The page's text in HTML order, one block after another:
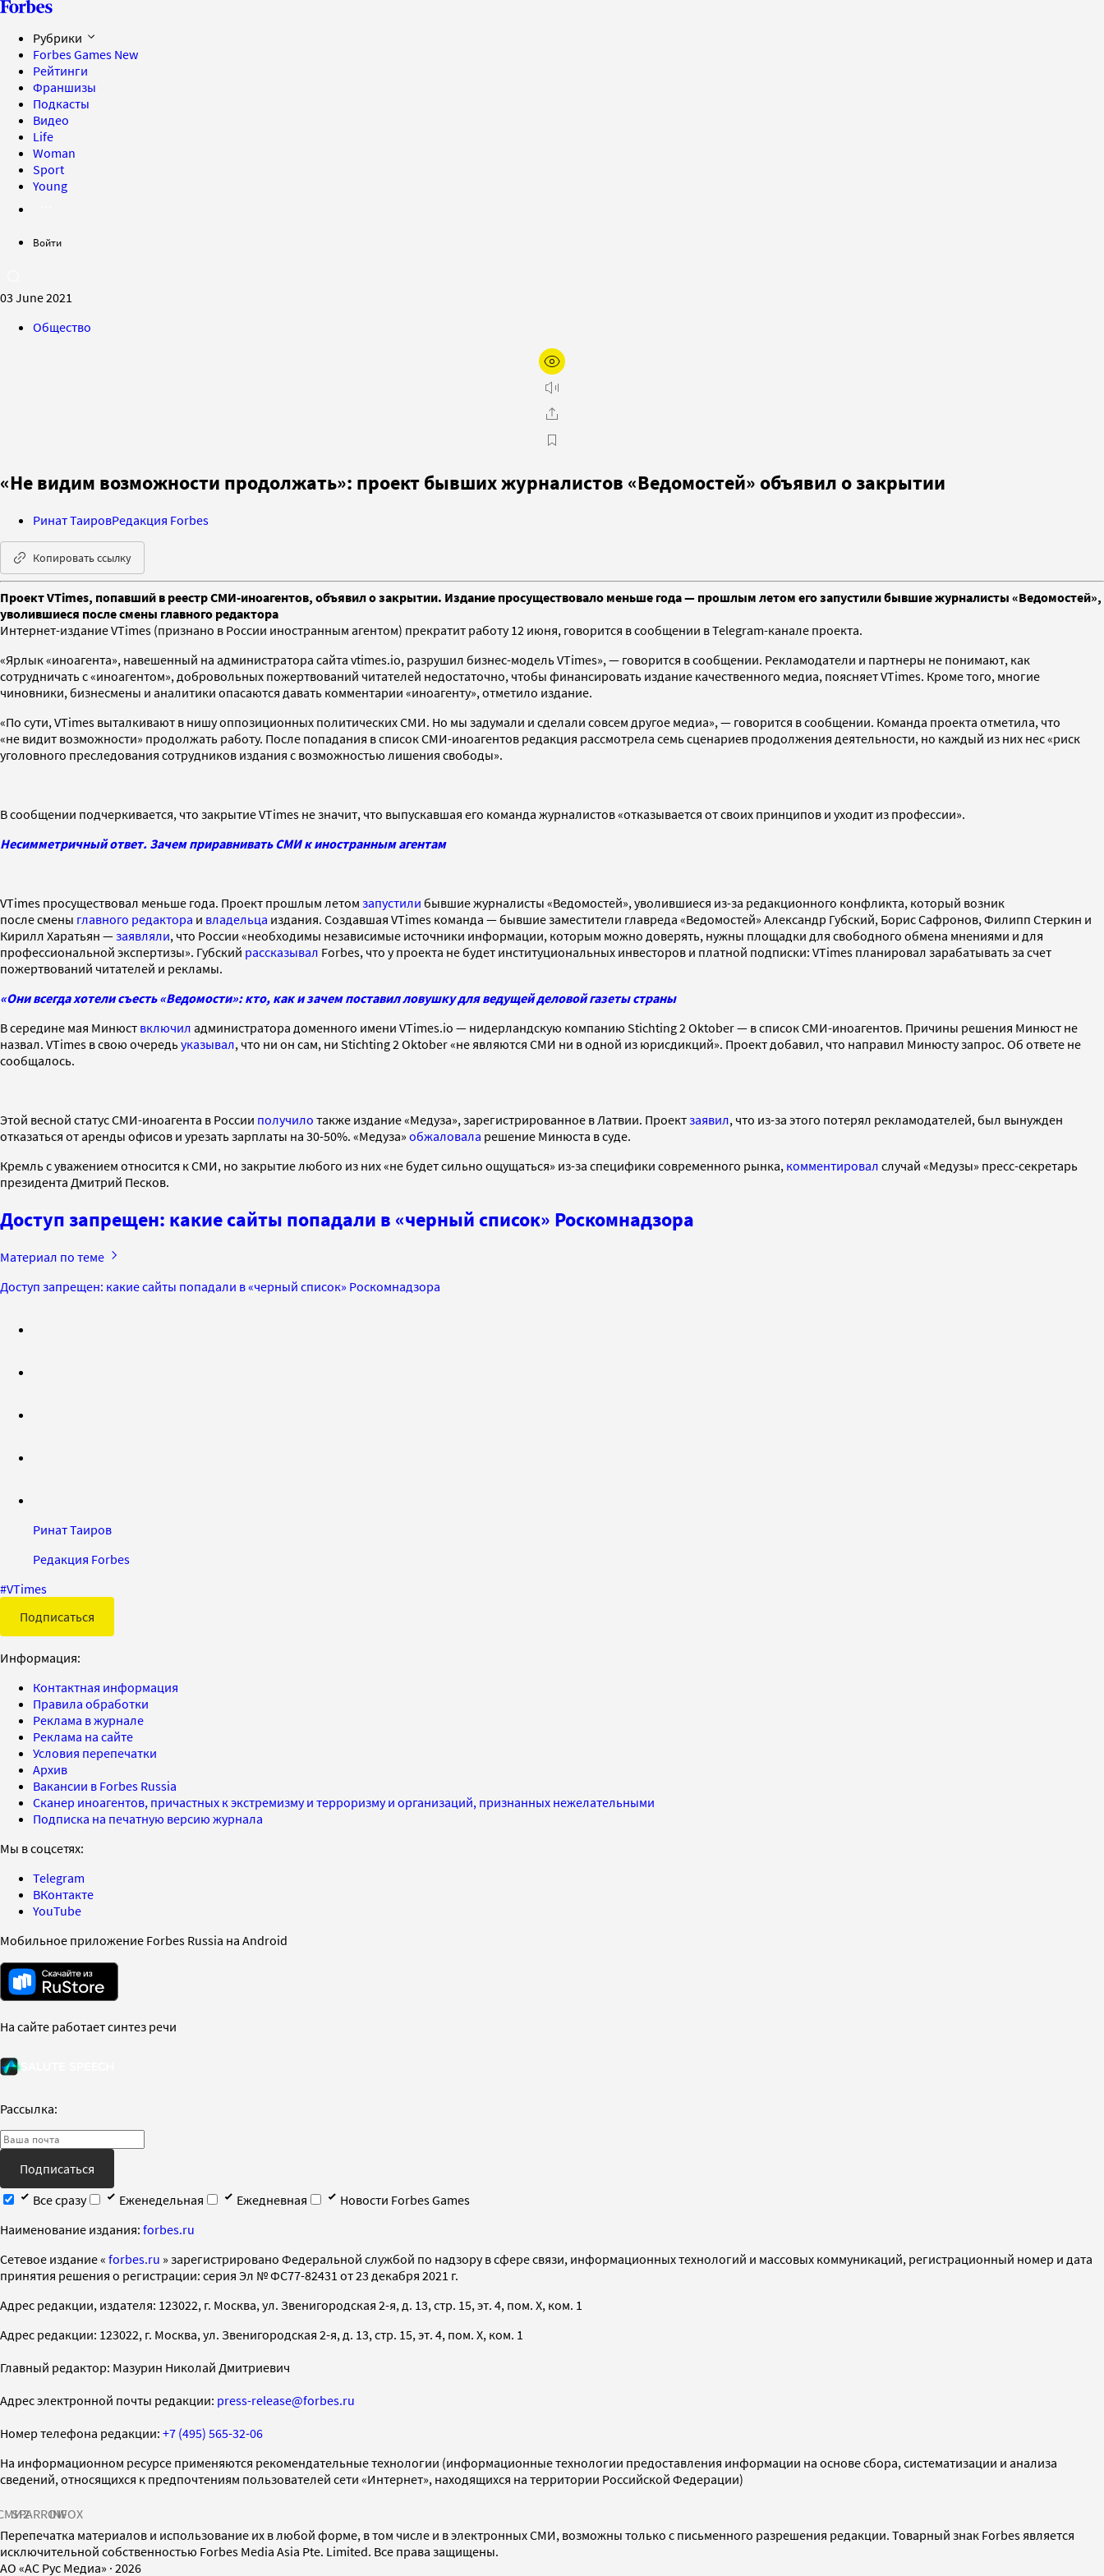
Рубрики
Forbes Games New
Рейтинги
Франшизы
Подкасты
Видео
Life
Woman
Sport
Young
Войти
03 June 2021
Общество
«Не видим возможности продолжать»: проект бывших журналистов «Ведомостей» объявил о закрытии
Ринат ТаировРедакция Forbes
Копировать ссылку
Проект VTimes, попавший в реестр СМИ-иноагентов, объявил о закрытии. Издание просуществовало меньше года — прошлым летом его запустили бывшие журналисты «Ведомостей»,
уволившиеся после смены главного редактора
Интернет-издание VTimes (признано в России иностранным агентом) прекратит работу 12 июня, говорится в сообщении в Telegram-канале проекта.
«Ярлык «иноагента», навешенный на администратора сайта vtimes.io, разрушил бизнес-модель VTimes», — говорится в сообщении. Рекламодатели и партнеры не понимают, как
сотрудничать с «иноагентом», добровольных пожертвований читателей недостаточно, чтобы финансировать издание качественного медиа, поясняет VTimes. Кроме того, многие
чиновники, бизнесмены и аналитики опасаются давать комментарии «иноагенту», отметило издание.
«По сути, VTimes выталкивают в нишу оппозиционных политических СМИ. Но мы задумали и сделали совсем другое медиа», — говорится в сообщении. Команда проекта отметила, что
«не видит возможности» продолжать работу. После попадания в список СМИ-иноагентов редакция рассмотрела семь сценариев продолжения деятельности, но каждый из них нес «риск
уголовного преследования сотрудников издания с возможностью лишения свободы».
В сообщении подчеркивается, что закрытие VTimes не значит, что выпускавшая его команда журналистов «отказывается от своих принципов и уходит из профессии».
Несимметричный ответ. Зачем приравнивать СМИ к иностранным агентам
VTimes просуществовал меньше года. Проект прошлым летом запустили бывшие журналисты «Ведомостей», уволившиеся из-за редакционного конфликта, который возник
после смены главного редактора и владельца издания. Создавшая VTimes команда — бывшие заместители главреда «Ведомостей» Александр Губский, Борис Сафронов, Филипп Стеркин и
Кирилл Харатьян —заявляли, что России «необходимы независимые источники информации, которым можно доверять, нужны площадки для свободного обмена мнениями и для
профессиональной экспертизы». Губский рассказывал Forbes, что у проекта не будет институциональных инвесторов и платной подписки: VTimes планировал зарабатывать за счет
пожертвований читателей и рекламы.
«Они всегда хотели съесть «Ведомости»: кто, как и зачем поставил ловушку для ведущей деловой газеты страны
В середине мая Минюст включил администратора доменного имени VTimes.io — нидерландскую компанию Stichting 2 Oktober — в список СМИ-иноагентов. Причины решения Минюст не
назвал. VTimes в свою очередьуказывал, что ни он сам, ни Stichting 2 Oktober «не являются СМИ ни в одной из юрисдикций». Проект добавил, что направил Минюсту запрос. Об ответе не
сообщалось.
Этой весной статус СМИ-иноагента в России получило также издание «Медуза», зарегистрированное в Латвии. Проектзаявил, что из-за этого потерял рекламодателей, был вынужден
отказаться от аренды офисов и урезать зарплаты на 30-50%. «Медуза» обжаловала решение Минюста в суде.
Кремль с уважением относится к СМИ, но закрытие любого из них «не будет сильно ощущаться» из-за специфики современного рынка, комментировал случай «Медузы» пресс-секретарь
президента Дмитрий Песков.
Доступ запрещен: какие сайты попадали в «черный список» Роскомнадзора
Материал по теме
Доступ запрещен: какие сайты попадали в «черный список» Роскомнадзора
Ринат Таиров
Редакция Forbes
#VTimes
Подписаться
Информация:
Контактная информация
Правила обработки
Реклама в журнале
Реклама на сайте
Условия перепечатки
Архив
Вакансии в Forbes Russia
Сканер иноагентов, причастных к экстремизму и терроризму и организаций, признанных нежелательными
Подписка на печатную версию журнала
Мы в соцсетях:
Telegram
ВКонтакте
YouTube
Мобильное приложение Forbes Russia на Android
На сайте работает синтез речи
Рассылка:
Подписаться
Все сразу
Еженедельная Ежедневная
Новости Forbes Games
Наименование издания: forbes.ru
Cетевое издание « forbes.ru » зарегистрировано Федеральной службой по надзору в сфере связи, информационных технологий и массовых коммуникаций, регистрационный номер и дата
принятия решения о регистрации: серия Эл № ФС77-82431 от 23 декабря 2021 г.
Адрес редакции, издателя: 123022, г. Москва, ул. Звенигородская 2-я, д. 13, стр. 15, эт. 4, пом. X, ком. 1
Адрес редакции: 123022, г. Москва, ул. Звенигородская 2-я, д. 13, стр. 15, эт. 4, пом. X, ком. 1
Главный редактор: Мазурин Николай Дмитриевич
Адрес электронной почты редакции: press-release@forbes.ru
Номер телефона редакции: +7 (495) 565-32-06
На информационном ресурсе применяются рекомендательные технологии (информационные технологии предоставления информации на основе сбора, систематизации и анализа
сведений, относящихся к предпочтениям пользователей сети «Интернет», находящихся на территории Российской Федерации)
SPARROWINFOX
Перепечатка материалов и использование их в любой форме, в том числе и в электронных СМИ, возможны только с письменного разрешения редакции. Товарный знак Forbes является
исключительной собственностью Forbes Media Asia Pte. Limited. Все права защищены.
AO «АС Рус Медиа» · 2026